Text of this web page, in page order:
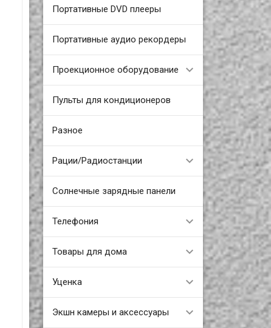
Портативные DVD плееры
Портативные аудио рекордеры
Проекционное оборудование
Пульты для кондиционеров
Разное
Рации/Радиостанции
Солнечные зарядные панели
Телефония
Товары для дома
Уценка
Экшн камеры и аксессуары